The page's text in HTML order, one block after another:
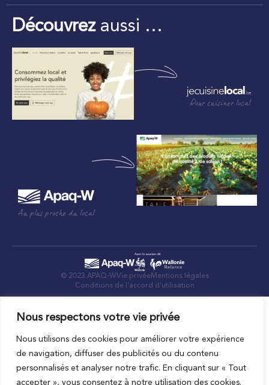
Nous respectons votre vie privée
Nous utilisons des cookies pour améliorer votre expérience
de navigation, diffuser des publicités ou du contenu
personnalisés et analyser notre trafic. En cliquant sur « Tout
accepter », vous consentez à notre utilisation des cookies.
Découvrezaussi …
Pour cuisiner local
Au plus proche du local
© 2023 APAQ-WVie privée Mentions légales
Conditions de l’accord d’utilisation